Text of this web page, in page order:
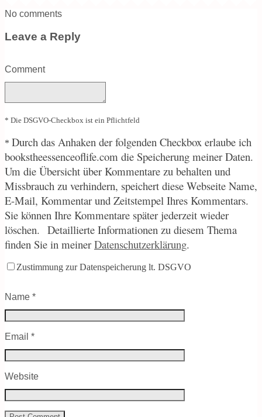
No comments
Leave a Reply
Comment
* Die DSGVO-Checkbox ist ein Pflichtfeld
* Durch das Anhaken der folgenden Checkbox erlaube ich
bookstheessenceoflife.com die Speicherung meiner Daten.
Um die Übersicht über Kommentare zu behalten und
Missbrauch zu verhindern, speichert diese Webseite Name,
E-Mail, Kommentar und Zeitstempel Ihres Kommentars.
Sie können Ihre Kommentare später jederzeit wieder
löschen. Detaillierte Informationen zu diesem Thema
finden Sie in meiner Datenschutzerklärung.
Zustimmung zur Datenspeicherung lt. DSGVO
Name *
Email *
Website